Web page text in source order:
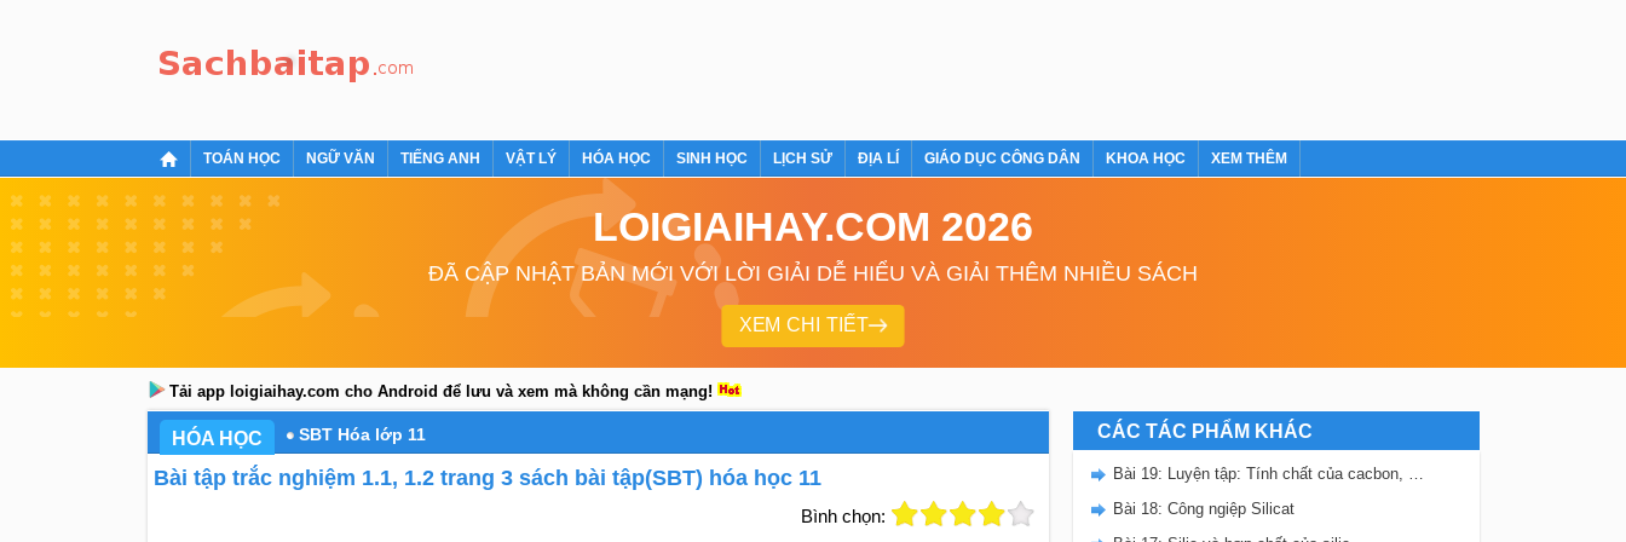
TOÁN HỌC NGỮ VĂN TIẾNG ANH VẬT LÝ HÓA HỌC SINH HỌC LỊCH SỬ ĐỊA LÍ GIÁO DỤC CÔNG DÂN KHOA HỌC XEM THÊM
LOIGIAIHAY.COM 2026
ĐÃ CẬP NHẬT BẢN MỚI VỚI LỜI GIẢI DỄ HIỂU VÀ GIẢI THÊM NHIỀU SÁCH
XEM CHI TIẾT
Tải app loigiaihay.com cho Android để lưu và xem mà không cần mạng!
HÓA HỌC SBT Hóa lớp 11
Bài tập trắc nghiệm 1.1, 1.2 trang 3 sách bài tập(SBT) hóa học 11
Bình chọn:
CÁC TÁC PHẨM KHÁC
Bài 19: Luyện tập: Tính chất của cacbon, silic và các hợp chất của chúng
Bài 18: Công ngiệp Silicat